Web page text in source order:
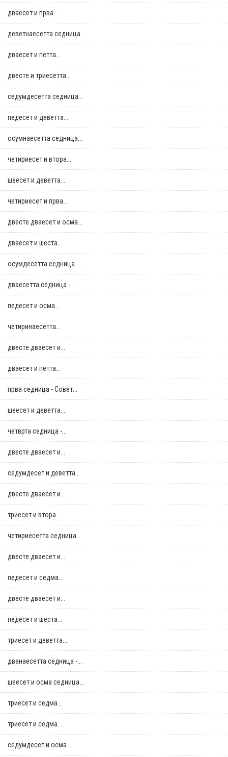
дваесет и прва...
деветнаесетта седница...
дваесет и петта...
двестe и триесетта...
седумдесетта седница...
педесет и деветта...
осумнaесетта седница...
четириесет и втора...
шеесет и деветта...
четириесет и прва...
двестe дваесет и осма...
дваесет и шеста...
осумдесетта седница -...
дваесетта седница -...
педесет и осма...
четиринаесетта...
двестe дваесет и...
дваесет и петта...
прва седница - Совет...
шеесет и деветта...
четврта седница -...
двестe дваесет и...
седумдесет и деветта...
двестe дваесет и...
триесет и втора...
четириесетта седница...
двестe дваесет и...
педесет и седма...
двестe дваесет и...
педесет и шеста...
триесет и деветта...
дванаесетта седница -...
шеесет и осма седница...
триесет и седма...
триесет и седма...
седумдесет и осма...